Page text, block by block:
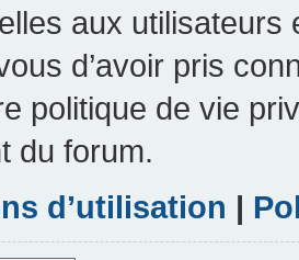
aux
d’avoir pris
politique de vie
du forum.
d’utilisation |